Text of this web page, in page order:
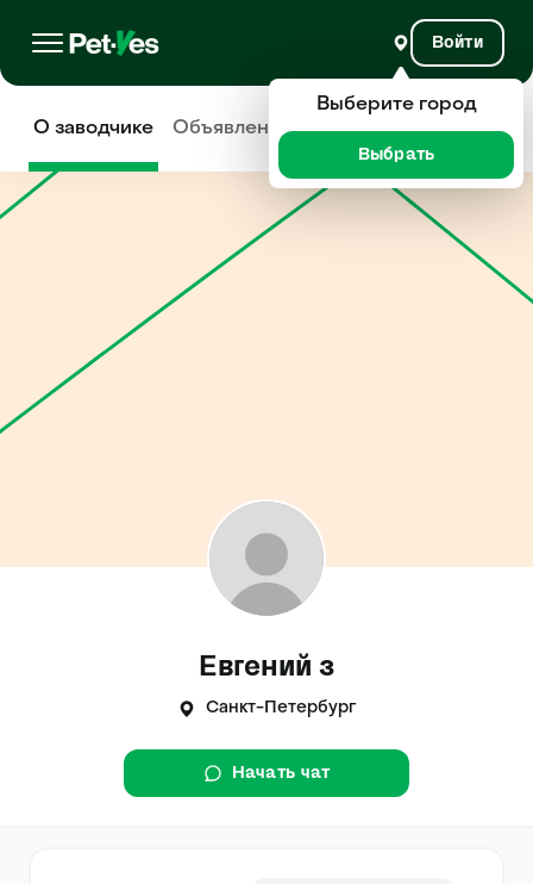
Войти
О заводчике Объявления Отзывы
Евгений з
Санкт-Петербург
Начать чат
Выберите город
Выбрать